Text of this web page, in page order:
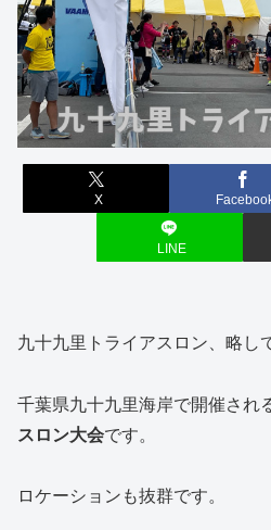
X
LINE
九十九里トライアスロン、略し
千葉県九十九里海岸で開催され
スロン大会です。
ロケーションも抜群です。